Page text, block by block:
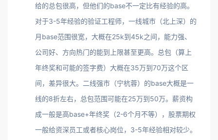
给的总包很高，但他们的base不一定比有经验的高。
对于3-5年经验的验证工程师，一线城市（北上深）的
月base范围很宽，大概在25k到45k之间，能力强、
公司好、方向热门的能到上限甚至更高。总包（算上
年终奖和可能的签字费）大概在35万到70万这个区
间，差异很大。二线强市（宁杭蓉）的base大概是一
线的8折左右，总包范围可能在25万到50万。薪资构
成一般是高base+年终奖（2-6个月不等），股票期权
一般给资深员工或者核心岗位，3-5年经验相对较少。